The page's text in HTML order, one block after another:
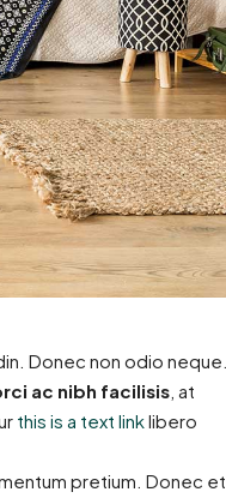
Donec non odio neque.
ac nibh facilisis , at
this is a text linklibero
pretium. Donec et